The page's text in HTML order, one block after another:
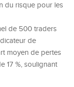
du risque pour les
de 500 traders
de
moyen de pertes
17 %, soulignant